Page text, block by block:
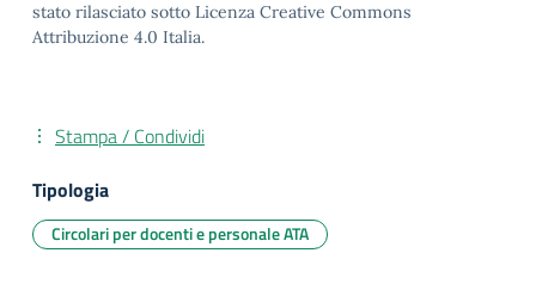
stato rilasciato sotto Licenza Creative Commons
Attribuzione 4.0 Italia.
Stampa / Condividi
Tipologia
Circolari per docenti e personale ATA